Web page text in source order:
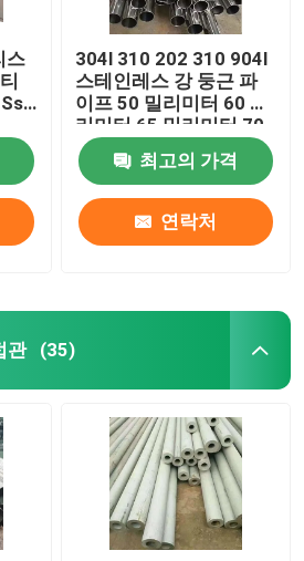
스
304l 310 202 310 904l
스테인레스 강 둥근 파
이프 50 밀리미터 60 밀
리미터 65 밀리미터 70
밀리미터 75 밀리미터
최고의 가격
연락처
관 (35)